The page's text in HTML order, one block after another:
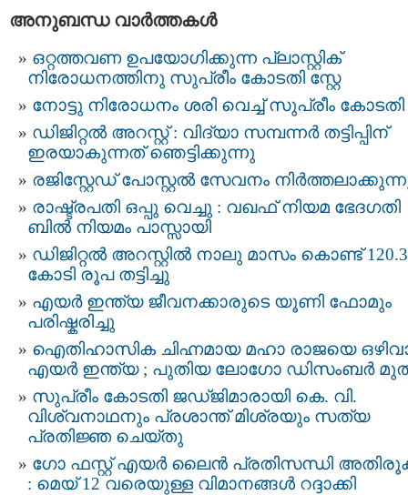
അനുബന്ധ വാര്‍ത്തകള്‍
ഒറ്റത്തവണ ഉപയോഗിക്കുന്ന പ്ലാസ്റ്റിക്
നിരോധനത്തിനു സുപ്രീം കോടതി സ്റ്റേ
നോട്ടു നിരോധനം ശരി വെച്ച് സുപ്രീം കോടതി
ഡിജിറ്റൽ അറസ്റ്റ് : വിദ്യാ സമ്പന്നർ തട്ടിപ്പിന്‌
ഇരയാകുന്നത്‌ ഞെട്ടിക്കുന്നു
രജിസ്റ്റേഡ് പോസ്റ്റല്‍ സേവനം
രാഷ്ട്രപതി ഒപ്പു വെച്ചു : വഖഫ് നിയമ ഭേദഗതി
ബില്‍ നിയമം പാസ്സായി
ഡിജിറ്റല്‍ അറസ്റ്റില്‍ നാലു മാസം കൊണ്ട് 120.3
കോടി രൂപ തട്ടിച്ചു
എയർ ഇന്ത്യ ജീവനക്കാരുടെ യൂണി ഫോമും
പരിഷ്കരിച്ചു
ഐതിഹാസിക ചിഹ്നമായ മഹാ രാജയെ
എയര്‍ ഇന്ത്യ ; പുതിയ ലോഗോ ഡിസംബര്‍
സുപ്രീം കോടതി ജഡ്ജിമാരായി കെ. വി.
വിശ്വനാഥനും പ്രശാന്ത് മിശ്രയും സത്യ
പ്രതിജ്ഞ ചെയ്തു
ഗോ ഫസ്റ്റ് എയർ ലൈൻ പ്രതിസന്ധി
: മെയ് 12 വരെയുള്ള വിമാനങ്ങൾ റദ്ദാക്കി